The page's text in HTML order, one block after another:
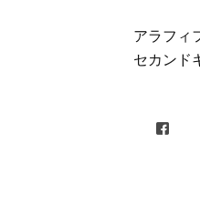
アラフィ
セカンド